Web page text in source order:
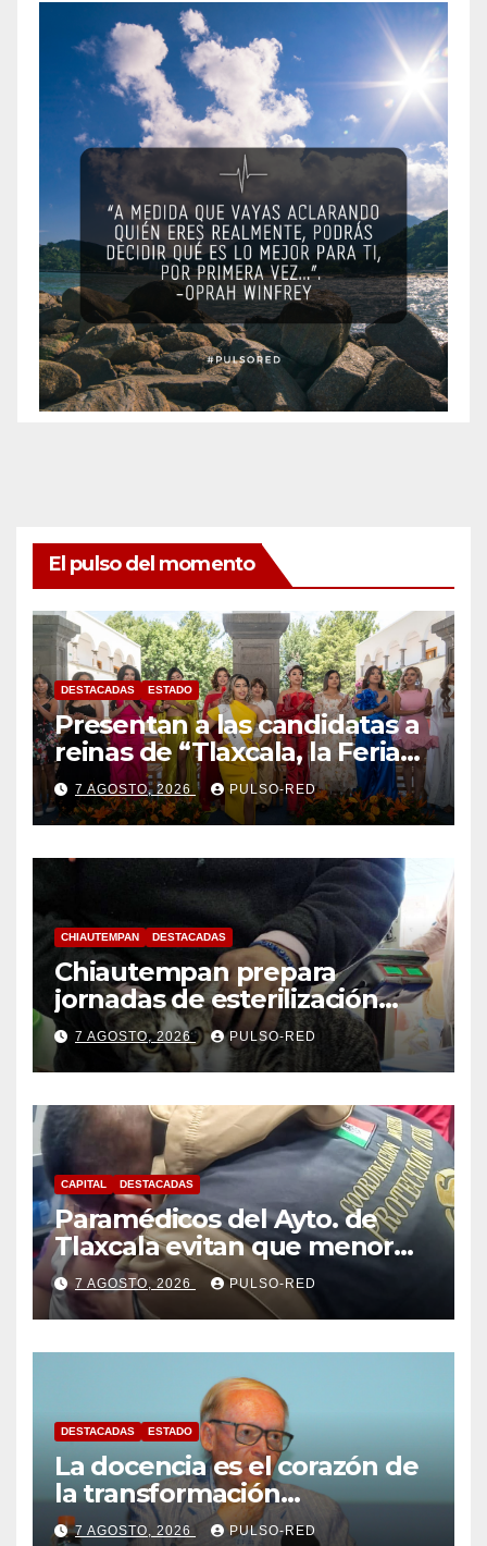
El pulso del momento
DESTACADAS ESTADO
Presentan a las candidatas a
reinas de “Tlaxcala, la Feria
de Ferias 2026: La Flor
Tlaxcalteca”
7 AGOSTO, 2026 PULSO-RED
CHIAUTEMPAN DESTACADAS
Chiautempan prepara
jornadas de esterilización
para perros y gatos
7 AGOSTO, 2026 PULSO-RED
CAPITAL DESTACADAS
Paramédicos del Ayto. de
Tlaxcala evitan que menor
sufra complicaciones por
hipotermia tras caer en una
cisterna
7 AGOSTO, 2026 PULSO-RED
DESTACADAS ESTADO
La docencia es el corazón de
la transformación
universitaria: Rector de la
7 AGOSTO, 2026 PULSO-RED